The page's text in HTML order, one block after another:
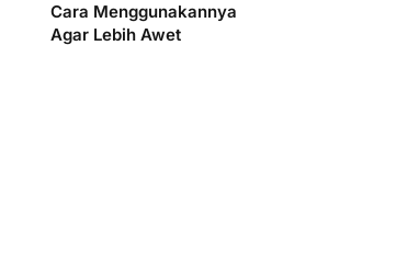
Cara Menggunakannya
Agar Lebih Awet